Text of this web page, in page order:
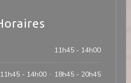
11h45 - 14h00
11h45 - 14h00 18h45 - 20h45